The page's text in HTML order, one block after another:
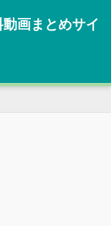
画まとめサイ